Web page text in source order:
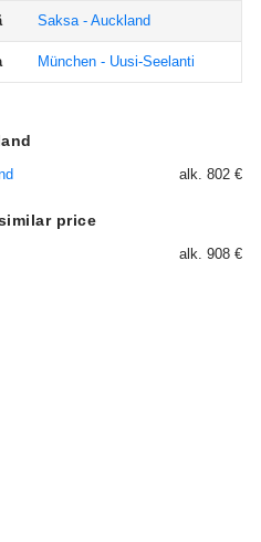
Saksa - Auckland
München - Uusi-Seelanti
alk. 802 €
price
alk. 908 €